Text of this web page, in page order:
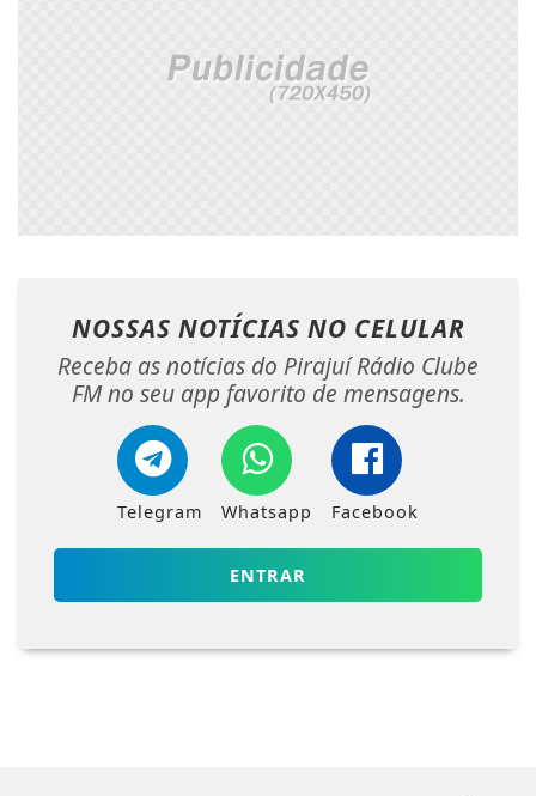
NOSSAS NOTÍCIAS NO CELULAR
Receba as notícias do Pirajuí Rádio Clube
FM no seu app favorito de mensagens.
Telegram Whatsapp Facebook
ENTRAR